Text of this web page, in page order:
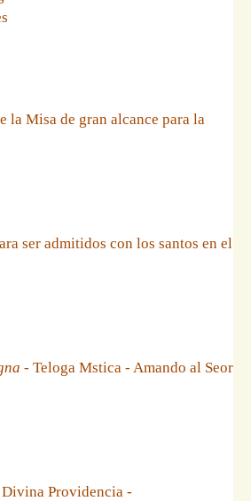
la Misa de gran alcance para la
ser admitidos con los santos en el
- Teloga Mstica - Amando al Seor
Providencia -